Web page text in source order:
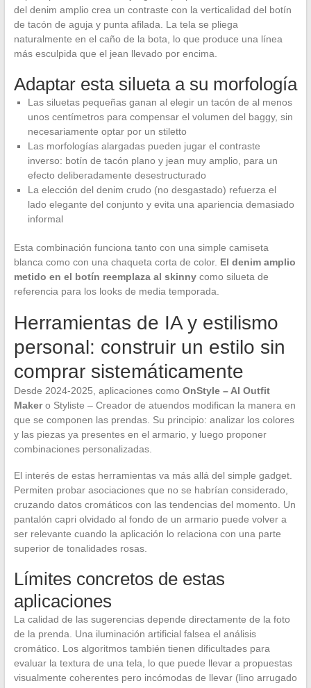
del denim amplio crea un contraste con la verticalidad del botín
de tacón de aguja y punta afilada. La tela se pliega
naturalmente en el caño de la bota, lo que produce una línea
más esculpida que el jean llevado por encima.
Adaptar esta silueta a su morfología
Las siluetas pequeñas ganan al elegir un tacón de al menos
unos centímetros para compensar el volumen del baggy, sin
necesariamente optar por un stiletto
Las morfologías alargadas pueden jugar el contraste
inverso: botín de tacón plano y jean muy amplio, para un
efecto deliberadamente desestructurado
La elección del denim crudo (no desgastado) refuerza el
lado elegante del conjunto y evita una apariencia demasiado
informal
Esta combinación funciona tanto con una simple camiseta
blanca como con una chaqueta corta de color. El denim amplio
metido en el botín reemplaza al skinnycomo silueta de
referencia para los looks de media temporada.
Herramientas de IA y estilismo
personal: construir un estilo sin
comprar sistemáticamente
Desde 2024-2025, aplicaciones como OnStyle – AI Outfit
Makero Styliste – Creador de atuendos modifican la manera en
que se componen las prendas. Su principio: analizar los colores
y las piezas ya presentes en el armario, y luego proponer
combinaciones personalizadas.
El interés de estas herramientas va más allá del simple gadget.
Permiten probar asociaciones que no se habrían considerado,
cruzando datos cromáticos con las tendencias del momento. Un
pantalón capri olvidado al fondo de un armario puede volver a
ser relevante cuando la aplicación lo relaciona con una parte
superior de tonalidades rosas.
Límites concretos de estas
aplicaciones
La calidad de las sugerencias depende directamente de la foto
de la prenda. Una iluminación artificial falsea el análisis
cromático. Los algoritmos también tienen dificultades para
evaluar la textura de una tela, lo que puede llevar a propuestas
visualmente coherentes pero incómodas de llevar (lino arrugado